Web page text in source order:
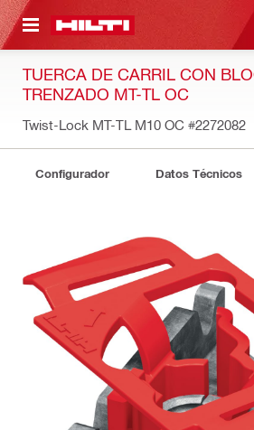
PRINCIPAL
TUERCA DE CARRIL CON
TRENZADO MT-TL OC
Twist-Lock MT-TL M10 OC #2272082
Configurador Datos Técnicos